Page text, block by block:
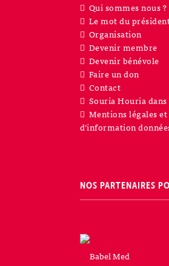
Qui sommes nous ?
Le mot du
Organisation
Devenir membre
Devenir bénévole
Faire un don
Contact
Souria Houria
Mentions légales
d’information
NOS PARTENAIRES